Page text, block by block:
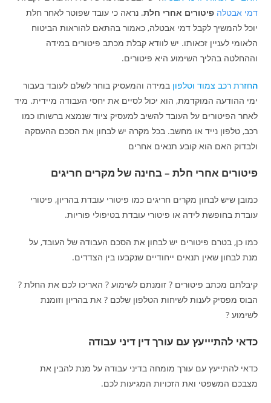
דמי אבטלה פיטורים אחרי חלת. נראה כי עובד שפוטר לאחר חלת
יוכל להמשיך לקבל דמי אבטלה, כאמור בהתאם להוראות הביטוח
הלאומי לעניין זכאותו. יש לוודא קבלת מכתב פיטורים במידה
וההחלטה בהליך השימוע היא פיטורים.
החזרת רכב צמוד וטלפוןבמידה והמעסיק בוחר לשלם לעובד בעבור
ימי ההודעה המוקדמת, הוא יכול לסיים את יחסי העבודה מיידית. מיד
לאחר הפיטורים על העובד להשיב למעסיק ציוד שנמצא ברשותו כמו
רכב, טלפון נייד או מחשב. בכל מקרה יש לבחון את הסכם ההעסקה
ולבדוק האם הוא קובע תנאים אחרים
פיטורים אחרי חלת – בחינה של מקרים חריגים
כמובן שיש לבחון מקרים חריגים כמו פיטורי עובדת בהריון, פיטורי
עובדת בחופשת לידה או פיטורי עובדת בטיפולי פוריות.
כמו כן, בטרם פיטורים יש לבחון את הסכם העבודה של העובד, על
מנת לבחון שאין תנאים ייחודיים שנקבעו בין הצדדים.
קיבלתם מכתב פיטורים ? זומנתם לשימוע ? האריכו לכם את החלת ?
הבוס מפסיק לענות לשיחות הטלפון שלכם ? את בהריון וזומנת
לשימוע ?
כדאי להתיייעץ עם עורך דין דיני עבודה
כדאי להתייעץ עם עורך מומחה בדיני עבודה על מנת להבין את
מצבכם המשפטי ואת הזכויות המגיעות לכם.